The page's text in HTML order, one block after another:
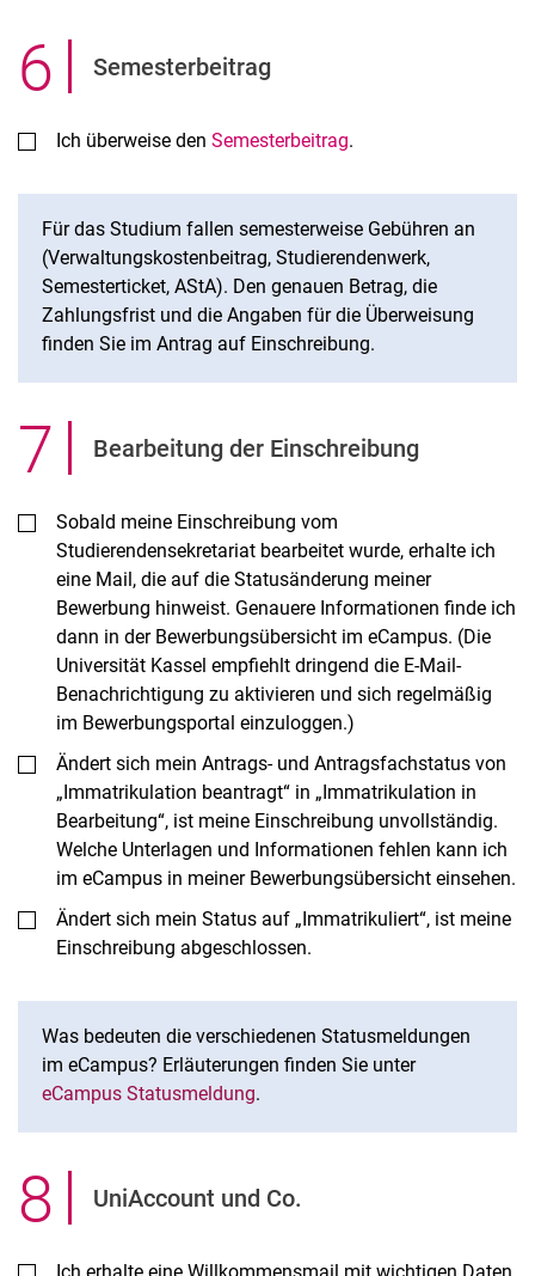
6. Semesterbeitrag
Ich überweise den Semesterbeitrag.
Für das Studium fallen semesterweise Gebühren an
(Verwaltungskostenbeitrag, Studierendenwerk,
Semesterticket, AStA). Den genauen Betrag, die
Zahlungsfrist und die Angaben für die Überweisung
finden Sie im Antrag auf Einschreibung.
7. Bearbeitung der Einschreibung
Sobald meine Einschreibung vom
Studierendensekretariat bearbeitet wurde, erhalte ich
eine Mail, die auf die Statusänderung meiner
Bewerbung hinweist. Genauere Informationen finde ich
dann in der Bewerbungsübersicht im eCampus. (Die
Universität Kassel empfiehlt dringend die E-Mail-
Benachrichtigung zu aktivieren und sich regelmäßig
im Bewerbungsportal einzuloggen.)
Ändert sich mein Antrags- und Antragsfachstatus von
„Immatrikulation beantragt“ in „Immatrikulation in
Bearbeitung“, ist meine Einschreibung unvollständig.
Welche Unterlagen und Informationen fehlen kann ich
im eCampus in meiner Bewerbungsübersicht einsehen.
Ändert sich mein Status auf „Immatrikuliert“, ist meine
Einschreibung abgeschlossen.
Was bedeuten die verschiedenen Statusmeldungen
im eCampus? Erläuterungen finden Sie unter
eCampus Statusmeldung.
8. UniAccount und Co.